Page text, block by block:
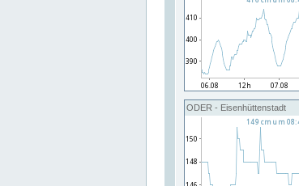
ODER - Eisenhüttenstadt